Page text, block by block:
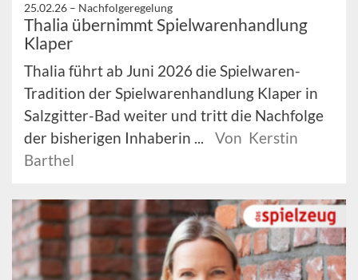
25.02.26 – Nachfolgeregelung
Thalia übernimmt Spielwarenhandlung
Klaper
Thalia führt ab Juni 2026 die Spielwaren-
Tradition der Spielwarenhandlung Klaper in
Salzgitter-Bad weiter und tritt die Nachfolge
der bisherigen Inhaberin ...
Von Kerstin
Barthel